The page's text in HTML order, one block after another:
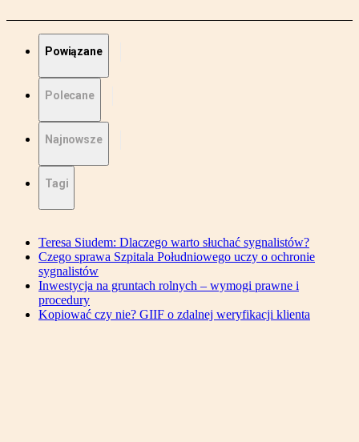
Powiązane
Polecane
Najnowsze
Tagi
Teresa Siudem: Dlaczego warto słuchać sygnalistów?
Czego sprawa Szpitala Południowego uczy o ochronie
sygnalistów
Inwestycja na gruntach rolnych – wymogi prawne i
procedury
Kopiować czy nie? GIIF o zdalnej weryfikacji klienta